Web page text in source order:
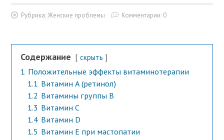
Рубрика:Женские проблемы Комментарии: 0
Содержание скрыть
1 Положительные эффекты витаминотерапии
1.1 Витамин А (ретинол)
1.2 Витамины группы В
1.3 Витамин С
1.4 Витамин D
1.5 Витамин Е при мастопатии